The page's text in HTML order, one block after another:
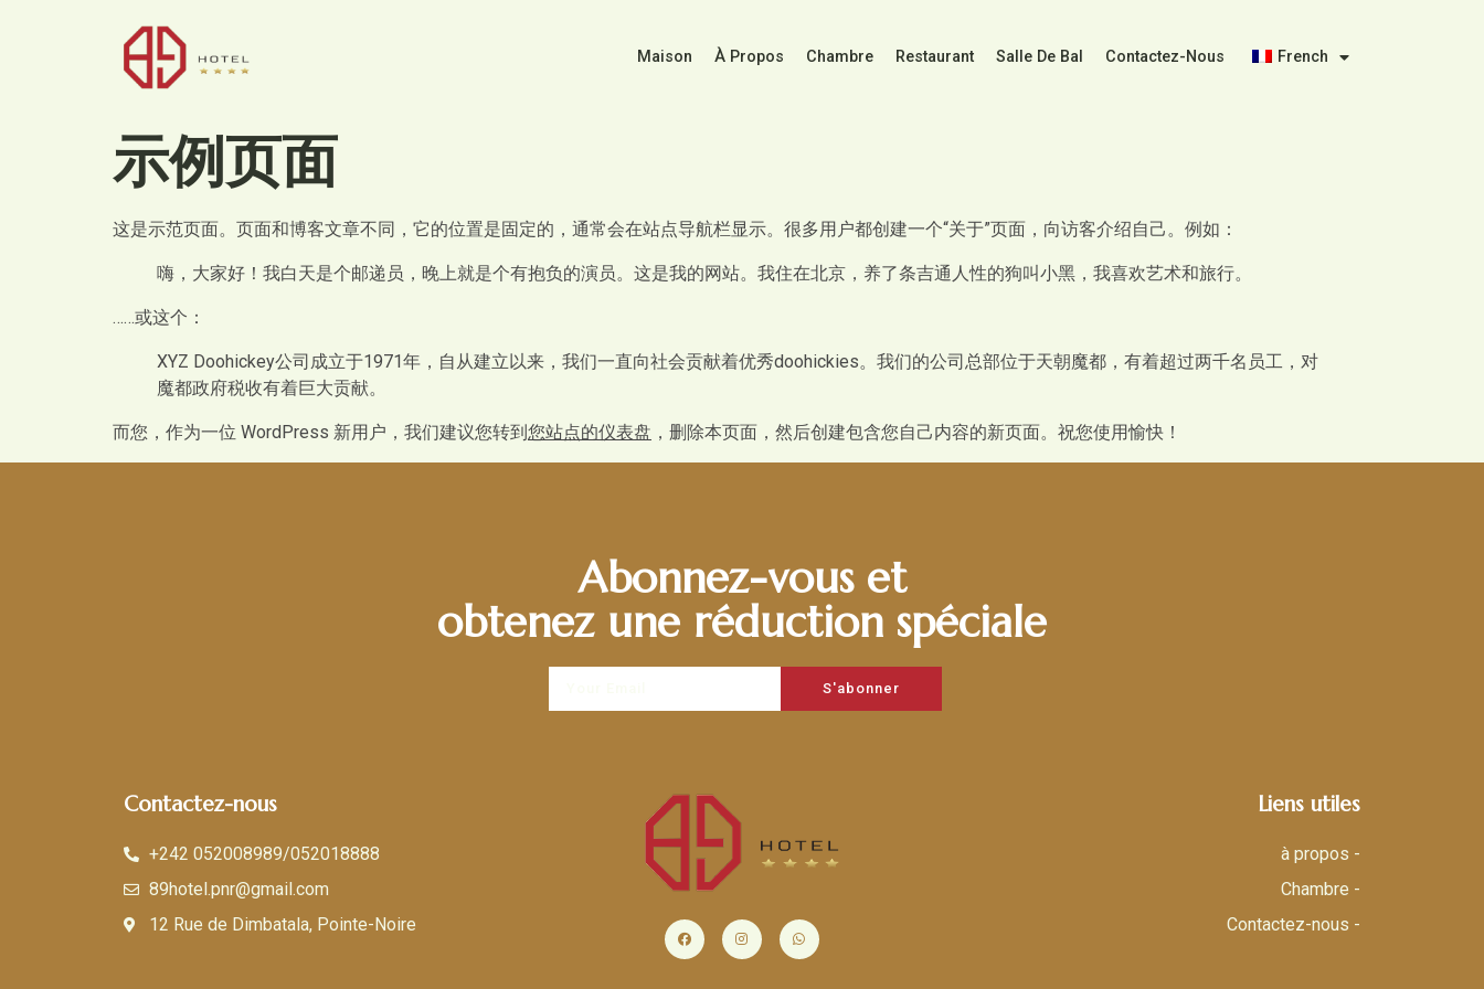
Maison À Propos Chambre Restaurant Salle De Bal Contactez-Nous French
示例页面
这是示范页面。页面和博客文章不同，它的位置是固定的，通常会在站点导航栏显示。很多用户都创建一个“关于”页面，向访客介绍自己。例如：
嗨，大家好！我白天是个邮递员，晚上就是个有抱负的演员。这是我的网站。我住在北京，养了条吉通人性的狗叫小黑，我喜欢艺术和旅行。
……或这个：
XYZ Doohickey公司成立于1971年，自从建立以来，我们一直向社会贡献着优秀doohickies。我们的公司总部位于天朝魔都，有着超过两千名员工，对
魔都政府税收有着巨大贡献。
而您，作为一位 WordPress 新用户，我们建议您转到您站点的仪表盘 ，删除本页面，然后创建包含您自己内容的新页面。祝您使用愉快！
Abonnez-vous et
obtenez une réduction spéciale
S'abonner
Contactez-nous
+242 052008989/052018888
89hotel.pnr@gmail.com
12 Rue de Dimbatala, Pointe-Noire
Liens utiles
à propos -
Chambre -
Contactez-nous -